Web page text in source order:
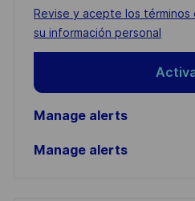
address
(Required)
Required
Revise y acepte los
su información personal
Manage alerts
Manage alerts